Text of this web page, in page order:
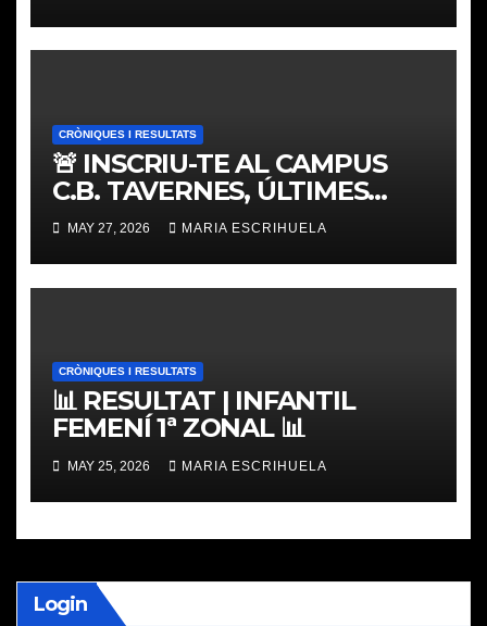
CRÒNIQUES I RESULTATS
🚨 INSCRIU-TE AL CAMPUS
C.B. TAVERNES, ÚLTIMES
PLACES
MAY 27, 2026 MARIA ESCRIHUELA
CRÒNIQUES I RESULTATS
📊 RESULTAT | INFANTIL
FEMENÍ 1ª ZONAL 📊
MAY 25, 2026 MARIA ESCRIHUELA
Login